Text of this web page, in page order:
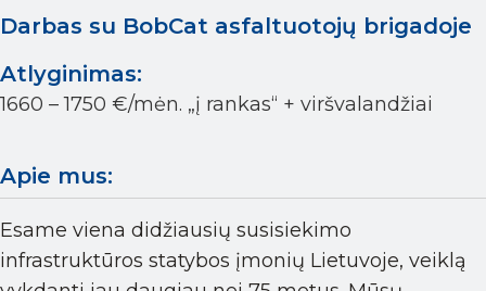
Darbas su BobCat asfaltuotojų brigadoje
Atlyginimas:
1660 – 1750 €/mėn. „į rankas“ + viršvalandžiai
Apie mus:
Esame viena didžiausių susisiekimo
infrastruktūros statybos įmonių Lietuvoje, veiklą